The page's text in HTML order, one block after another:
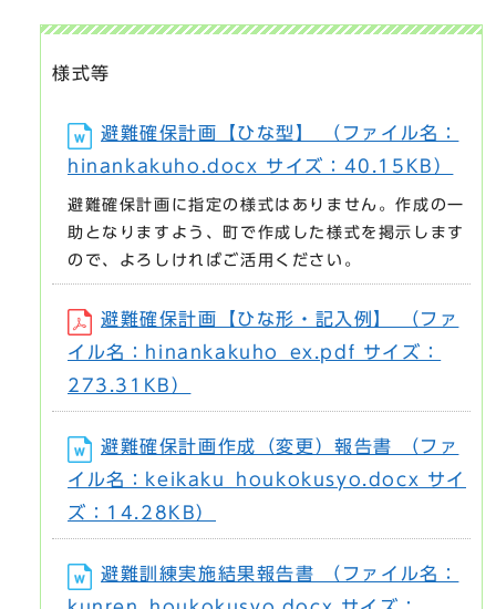
様式等
避難確保計画【ひな型】 （ファイル名：
hinankakuho.docx サイズ：40.15KB）
避難確保計画に指定の様式はありません。作成の一
助となりますよう、町で作成した様式を掲示します
ので、よろしければご活用ください。
避難確保計画【ひな形・記入例】 （ファ
イル名：hinankakuho_ex.pdf サイズ：
273.31KB）
避難確保計画作成（変更）報告書 （ファ
イル名：keikaku_houkokusyo.docx サイ
ズ：14.28KB）
避難訓練実施結果報告書 （ファイル名：